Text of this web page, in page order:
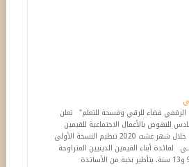
الرقمي فضاء للرقي وفسحة للتعلم" تعلن
للنهوض بالأعمال الاجتماعية للقيمين
الدينيين أنها تعتزم خلال شهر غشت 2020 تنظيم النسخة الأولى
لفائدة أبناء القيمين الدينيين المتراوحة